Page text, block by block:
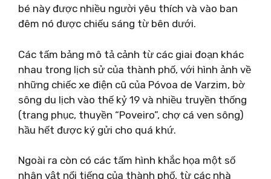
bé này được nhiều người yêu thích và vào ban
đêm nó được chiếu sáng từ bên dưới.
Các tấm bảng mô tả cảnh từ các giai đoạn khác
nhau trong lịch sử của thành phố, với hình ảnh về
những chiếc xe điện cũ của Póvoa de Varzim, bờ
sông du lịch vào thế kỷ 19 và nhiều truyền thống
(trang phục, thuyền “Poveiro”, chợ cá ven sông)
hầu hết được ký gửi cho quá khứ.
Ngoài ra còn có các tấm hình khắc họa một số
nhân vật nổi tiếng của thành phố, từ các nhà